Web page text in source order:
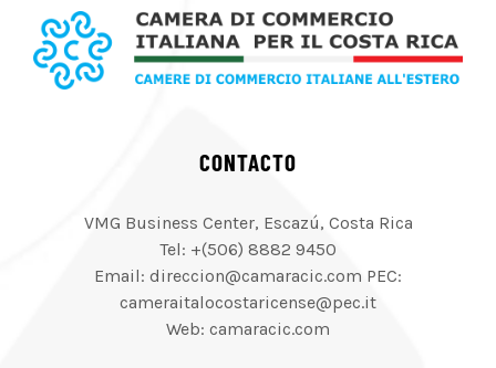
CONTACTO
VMG Business Center, Escazú, Costa Rica
Tel: +(506) 8882 9450
Email: direccion@camaracic.com PEC:
cameraitalocostaricense@pec.it
Web: camaracic.com